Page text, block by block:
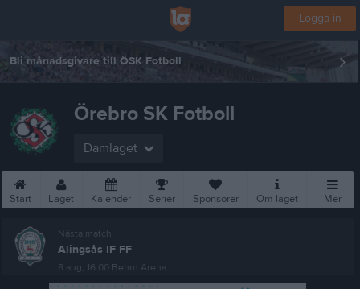
Logga in
Bli månadsgivare till ÖSK Fotboll
Örebro SK Fotboll
Damlaget
Start Laget Kalender Serier Sponsorer Om laget Mer
Nästa match
Alingsås IF FF
8 aug, 16:00 Behrn Arena